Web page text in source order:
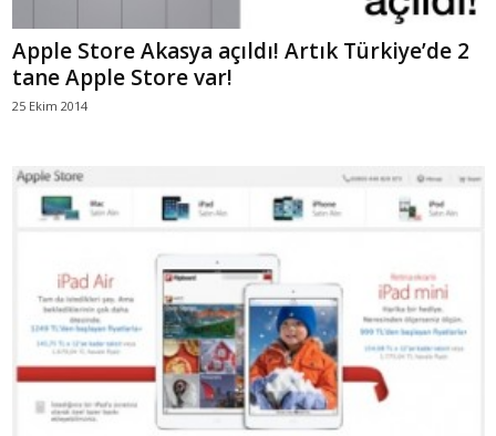
Apple Store Akasya açıldı! Artık Türkiye’de 2
tane Apple Store var!
25 Ekim 2014